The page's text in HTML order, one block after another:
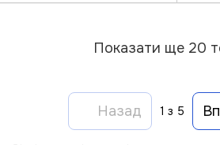
Показати ще 20
Назад 1 з 5